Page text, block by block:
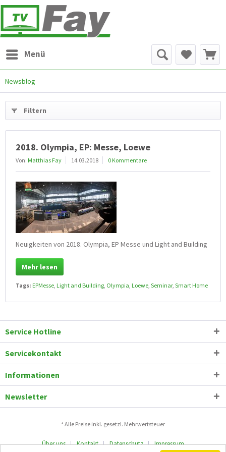
Menü
Newsblog
Filtern
2018. Olympia, EP: Messe, Loewe
Von: Matthias Fay 14.03.2018 0 Kommentare
Neuigkeiten von 2018. Olympia, EP Messe und Light and Building
Mehr lesen
Tags: EPMesse Light and Building Olympia Loewe Seminar, Smart Home
Service Hotline
Servicekontakt
Informationen
Newsletter
* Alle Preise inkl. gesetzl. Mehrwertsteuer
Über uns Kontakt Datenschutz
Impressum